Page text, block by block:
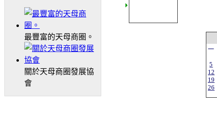
最豐富的天母商圈。
關於天母商圈發展協
會
一
5
12
19
26